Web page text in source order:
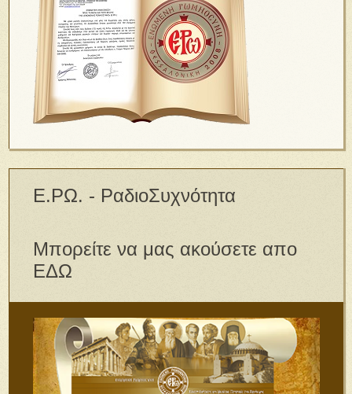
Ε.ΡΩ. - ΡαδιοΣυχνότητα
Μπορείτε να μας ακούσετε απο
ΕΔΩ